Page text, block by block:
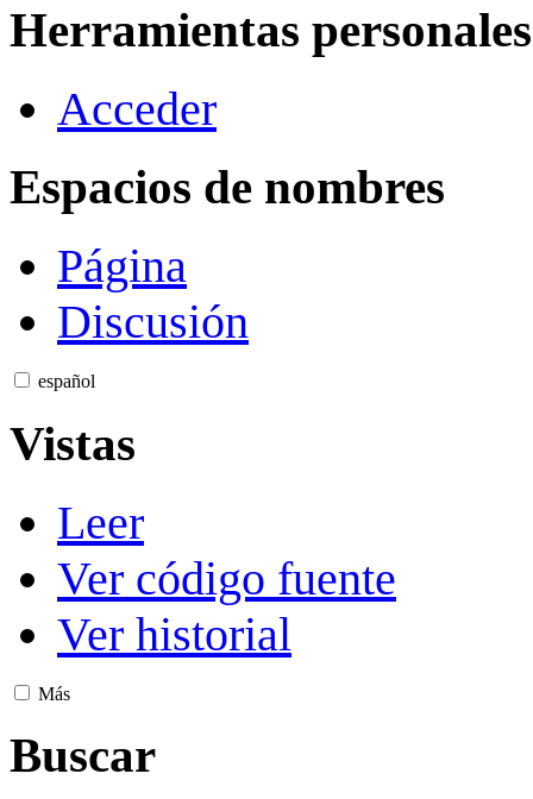
Herramientas personales
Acceder
Espacios de nombres
Página
Discusión
español
Vistas
Leer
Ver código fuente
Ver historial
Más
Buscar